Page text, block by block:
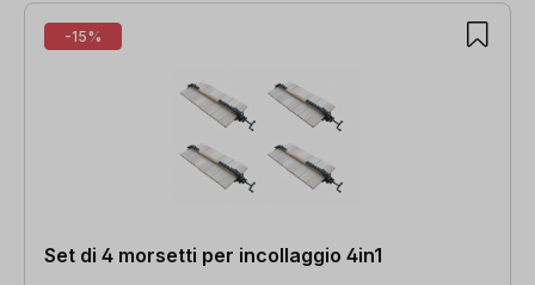
3 articoli trovati
-15%
Set di 4 morsetti per incollaggio 4in1